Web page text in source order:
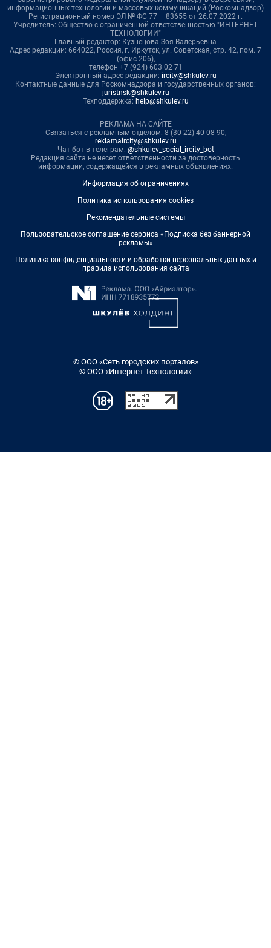
информационных технологий и массовых коммуникаций (Роскомнадзор)
Регистрационный номер ЭЛ № ФС 77 – 83655 от 26.07.2022 г.
Учредитель: Общество с ограниченной ответственностью "ИНТЕРНЕТ
ТЕХНОЛОГИИ"
Главный редактор: Кузнецова Зоя Валерьевна
Адрес редакции: 664022, Россия, г. Иркутск, ул. Советская, стр. 42, пом. 7
(офис 206),
телефон +7 (924) 603 02 71
Электронный адрес редакции: ircity@shkulev.ru
Контактные данные для Роскомнадзора и государственных органов:
juristnsk@shkulev.ru
Техподдержка: help@shkulev.ru
РЕКЛАМА НА САЙТЕ
Связаться с рекламным отделом: 8 (30-22) 40-08-90,
reklamaircity@shkulev.ru
Чат-бот в телеграм: @shkulev_social_ircity_bot
Редакция сайта не несет ответственности за достоверность
информации, содержащейся в рекламных объявлениях.
Информация об ограничениях
Политика использования cookies
Рекомендательные системы
Пользовательское соглашение сервиса «Подписка без баннерной
рекламы»
Политика конфиденциальности и обработки персональных данных и
правила использования сайта
© ООО «Сеть городских порталов»
© ООО «Интернет Технологии»